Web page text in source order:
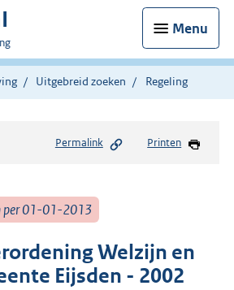
Menu
Uitgebreid zoeken Regeling
Permalink Printen
per 01-01-2013
Welzijn en
Eijsden - 2002